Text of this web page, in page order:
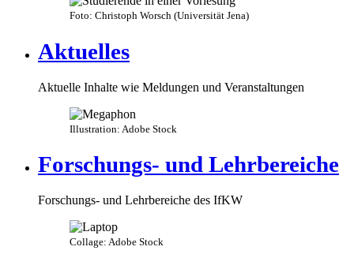
Foto: Christoph Worsch (Universität Jena)
Aktuelles
Aktuelle Inhalte wie Meldungen und Veranstaltungen
Illustration: Adobe Stock
Forschungs- und Lehrbereiche
Forschungs- und Lehrbereiche des IfKW
Collage: Adobe Stock